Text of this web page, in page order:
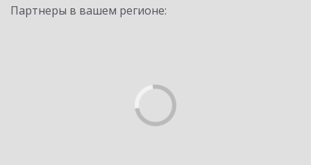
Партнеры в вашем регионе: